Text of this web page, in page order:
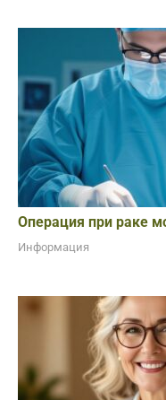
Операция при раке
Информация